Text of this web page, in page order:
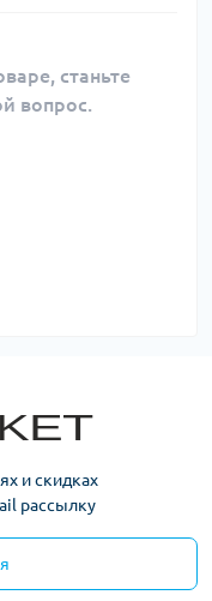
станьте
вопрос.
и скидках
рассылку